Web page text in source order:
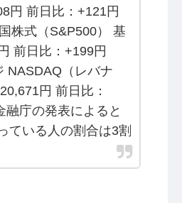
円 前日比：+121円
株式（S&P500） 基
前日比：+199円
NASDAQ（レバナ
円 前日比：
融庁の発表によると
ている人の割合は3割